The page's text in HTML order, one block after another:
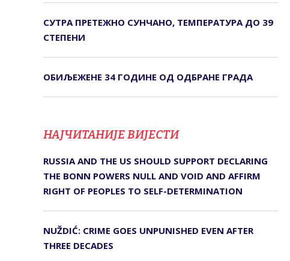
СУТРА ПРЕТЕЖНО СУНЧАНО, ТЕМПЕРАТУРА ДО 39
СТЕПЕНИ
ОБИЉЕЖЕНЕ 34 ГОДИНЕ ОД ОДБРАНЕ ГРАДА
НАЈЧИТАНИЈЕ ВИЈЕСТИ
RUSSIA AND THE US SHOULD SUPPORT DECLARING
THE BONN POWERS NULL AND VOID AND AFFIRM
RIGHT OF PEOPLES TO SELF-DETERMINATION
NUŽDIĆ: CRIME GOES UNPUNISHED EVEN AFTER
THREE DECADES